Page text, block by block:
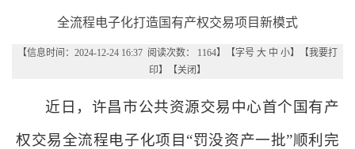
全流程电子化打造国有产权交易项目新模式
【信息时间：2024-12-24 16:37 阅读次数： 1164】【字号 大 中 小】【我要打
印】【关闭 】
近日，许昌市公共资源交易中心首个国有产
权交易全流程电子化项目“罚没资产一批”顺利完